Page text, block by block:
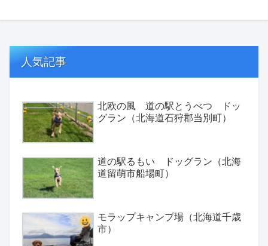
人気記事
北欧の風 道の駅とうべつ ドッ
グラン（北海道石狩郡当別町）
道の駅るもい ドッグラン（北海
道留萌市船場町）
モラップキャンプ場（北海道千歳
市）